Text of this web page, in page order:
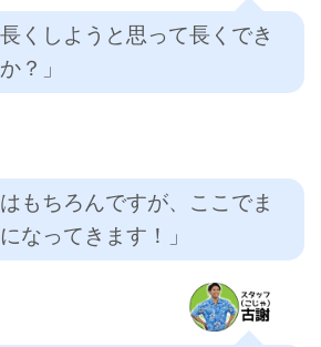
くしようと思って長くでき
？」
もちろんですが、ここでま
なってきます！」